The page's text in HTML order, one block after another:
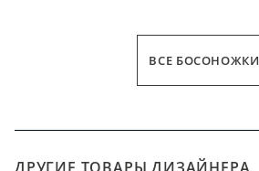
ВСЕ БОСОНОЖКИ